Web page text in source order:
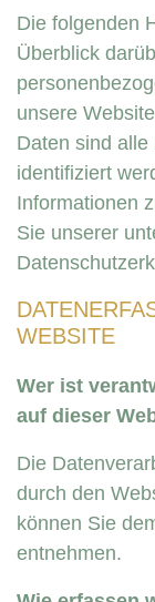
Die folgenden
Überblick
unsere
Daten sind
identifiziert
Informationen
Sie unserer
WEBSITE
Wer ist
auf dieser
Die
durch den
können Sie
entnehmen.